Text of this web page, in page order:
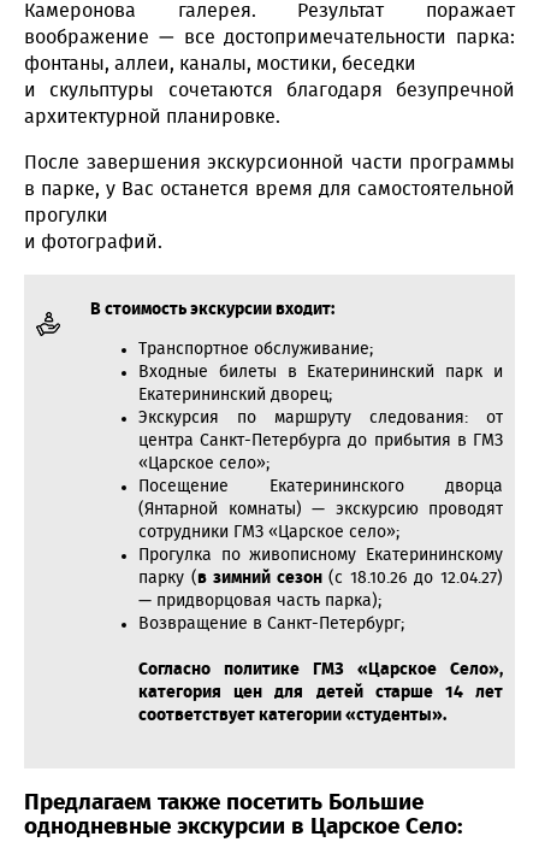
Камеронова галерея. Результат поражает
воображение — все достопримечательности парка:
фонтаны, аллеи, каналы, мостики, беседки
и скульптуры сочетаются благодаря безупречной
архитектурной планировке.
После завершения экскурсионной части программы
в парке, у Вас останется время для самостоятельной
прогулки
и фотографий.
В стоимость экскурсии входит:
Транспортное обслуживание;
Входные билеты в Екатерининский парк и
Екатерининский дворец;
Экскурсия по маршруту следования: от
центра Санкт-Петербурга до прибытия в ГМЗ
«Царское село»;
Посещение Екатерининского дворца
(Янтарной комнаты) — экскурсию проводят
сотрудники ГМЗ «Царское село»;
Прогулка по живописному Екатерининскому
парку (в зимний сезон(с 18.10.26 до 12.04.27)
— придворцовая часть парка);
Возвращение в Санкт-Петербург;
Согласно политике ГМЗ «Царское Село»,
категория цен для детей старше 14 лет
соответствует категории «студенты».
Предлагаем также посетить Большие
однодневные экскурсии в Царское Село: